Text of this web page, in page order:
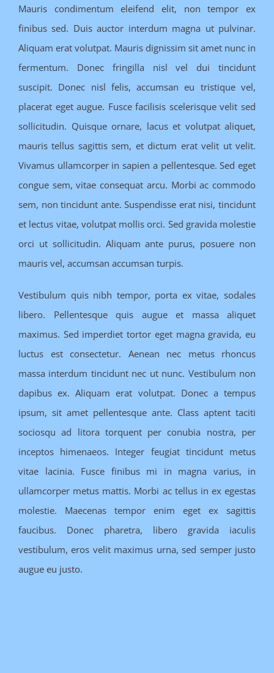
Mauris condimentum eleifend elit, non tempor ex
finibus sed. Duis auctor interdum magna ut pulvinar.
Aliquam erat volutpat. Mauris dignissim sit amet nunc in
fermentum. Donec fringilla nisl vel dui tincidunt
suscipit. Donec nisl felis, accumsan eu tristique vel,
placerat eget augue. Fusce facilisis scelerisque velit sed
sollicitudin. Quisque ornare, lacus et volutpat aliquet,
mauris tellus sagittis sem, et dictum erat velit ut velit.
Vivamus ullamcorper in sapien a pellentesque. Sed eget
congue sem, vitae consequat arcu. Morbi ac commodo
sem, non tincidunt ante. Suspendisse erat nisi, tincidunt
et lectus vitae, volutpat mollis orci. Sed gravida molestie
orci ut sollicitudin. Aliquam ante purus, posuere non
mauris vel, accumsan accumsan turpis.
Vestibulum quis nibh tempor, porta ex vitae, sodales
libero. Pellentesque quis augue et massa aliquet
maximus. Sed imperdiet tortor eget magna gravida, eu
luctus est consectetur. Aenean nec metus rhoncus
massa interdum tincidunt nec ut nunc. Vestibulum non
dapibus ex. Aliquam erat volutpat. Donec a tempus
ipsum, sit amet pellentesque ante. Class aptent taciti
sociosqu ad litora torquent per conubia nostra, per
inceptos himenaeos. Integer feugiat tincidunt metus
vitae lacinia. Fusce finibus mi in magna varius, in
ullamcorper metus mattis. Morbi ac tellus in ex egestas
molestie. Maecenas tempor enim eget ex sagittis
faucibus. Donec pharetra, libero gravida iaculis
vestibulum, eros velit maximus urna, sed semper justo
augue eu justo.